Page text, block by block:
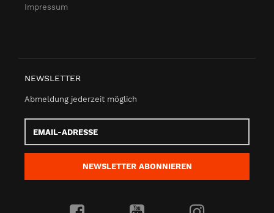
Impressum
NEWSLETTER
Abmeldung jederzeit möglich
Adresse
NEWSLETTER ABONNIEREN